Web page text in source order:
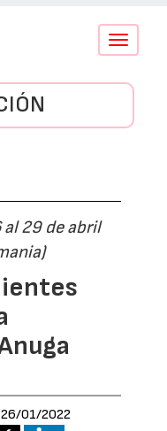
Conmutar
al 29 de abril
26/01/2022